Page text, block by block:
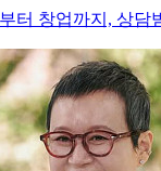
터 창업까지, 상담